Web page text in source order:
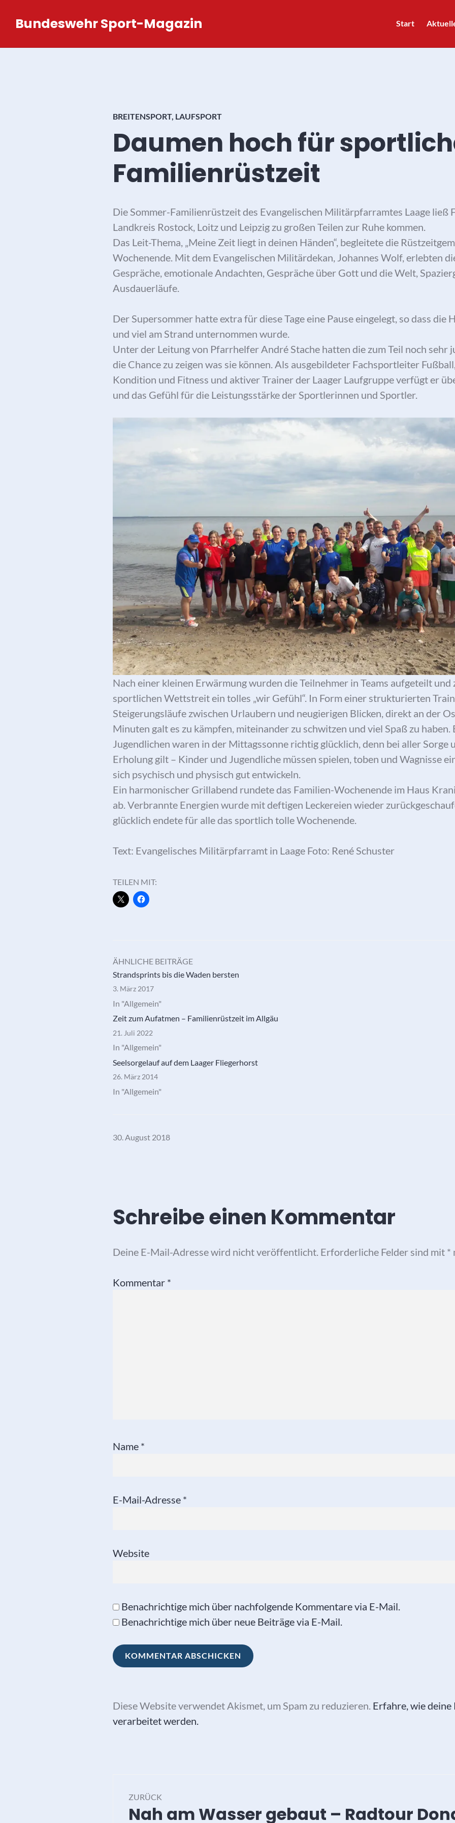
InhaltBundeswehr Sport-Magazin Start
BREITENSPORT, LAUFSPORT
Daumen hoch für
Familienrüstzeit
Die Sommer-Familienrüstzeit des Evangelischen Militärpfarramtes Laage ließ
Landkreis Rostock, Loitz und Leipzig zu großen Teilen zur Ruhe kommen.
Das Leit-Thema, „Meine Zeit liegt in deinen Händen“, begleitete die
Wochenende. Mit dem Evangelischen Militärdekan, Johannes Wolf, erlebten
Gespräche, emotionale Andachten, Gespräche über Gott und die Welt,
Ausdauerläufe.
Der Supersommer hatte extra für diese Tage eine Pause eingelegt, so dass
und viel am Strand unternommen wurde.
Unter der Leitung von Pfarrhelfer André Stache hatten die zum Teil noch sehr
die Chance zu zeigen was sie können. Als ausgebildeter Fachsportleiter
Kondition und Fitness und aktiver Trainer der Laager Laufgruppe verfügt er
und das Gefühl für die Leistungsstärke der Sportlerinnen und Sportler.
Nach einer kleinen Erwärmung wurden die Teilnehmer in Teams aufgeteilt
sportlichen Wettstreit ein tolles „wir Gefühl“. In Form einer strukturierten
Steigerungsläufe zwischen Urlaubern und neugierigen Blicken, direkt an der
Minuten galt es zu kämpfen, miteinander zu schwitzen und viel Spaß zu
Jugendlichen waren in der Mittagssonne richtig glücklich, denn bei aller Sorge
Erholung gilt – Kinder und Jugendliche müssen spielen, toben und Wagnisse
sich psychisch und physisch gut entwickeln.
Ein harmonischer Grillabend rundete das Familien-Wochenende im Haus
ab. Verbrannte Energien wurde mit deftigen Leckereien wieder
glücklich endete für alle das sportlich tolle Wochenende.
Text: Evangelisches Militärpfarramt in Laage Foto: René Schuster
TEILEN MIT:
ÄHNLICHE BEITRÄGE
Strandsprints bis die Waden bersten
3. März 2017
In "Allgemein"
Zeit zum Aufatmen – Familienrüstzeit im Allgäu
21. Juli 2022
In "Allgemein"
Seelsorgelauf auf dem Laager Fliegerhorst
26. März 2014
In "Allgemein"
30. August 2018
Schreibe einen Kommentar
Deine E-Mail-Adresse wird nicht veröffentlicht. Erforderliche Felder sind mit *
Kommentar *
Name *
E-Mail-Adresse *
Website
Benachrichtige mich über nachfolgende Kommentare via E-Mail.
Benachrichtige mich über neue Beiträge via E-Mail.
Diese Website verwendet Akismet, um Spam zu reduzieren. Erfahre, wie
verarbeitet werden.
ZURÜCK
Vorheriger
Nah am Wasser gebaut – Radtour